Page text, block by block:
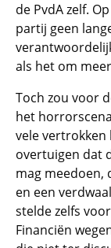
de PvdA zelf.
partij geen
als het om
Toch zou voor
het
vele vertrokken
overtuigen dat
mag meedoen,
en een
stelde zelfs
Financiën